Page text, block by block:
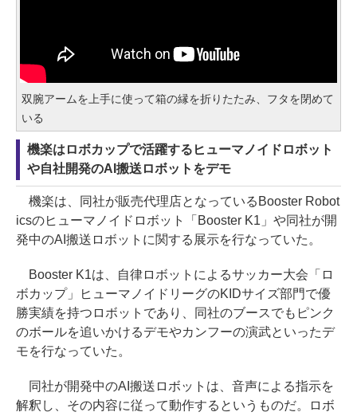
双腕アームを上手に使って箱の縁を折りたたみ、フタを閉めて
いる
機楽はロボカップで活躍するヒューマノイドロボット
や自社開発のAI搬送ロボットをデモ
機楽は、同社が販売代理店となっているBooster Robot
icsのヒューマノイドロボット「Booster K1」や同社が開
発中のAI搬送ロボットに関する展示を行なっていた。
Booster K1は、自律ロボットによるサッカー大会「ロ
ボカップ」ヒューマノイドリーグのKIDサイズ部門で優
勝実績を持つロボットであり、同社のブースでもピンク
のボールを追いかけるデモやカンフーの演武といったデ
モを行なっていた。
同社が開発中のAI搬送ロボットは、音声による指示を
解釈し、その内容に従って動作するというものだ。ロボ